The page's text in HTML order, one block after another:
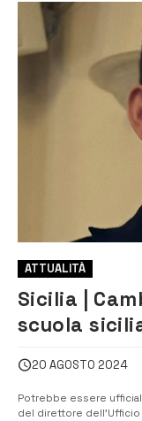
ATTUALITÀ
Sicilia |
scuola
20 AGOSTO 2024
Potrebbe essere
del direttore